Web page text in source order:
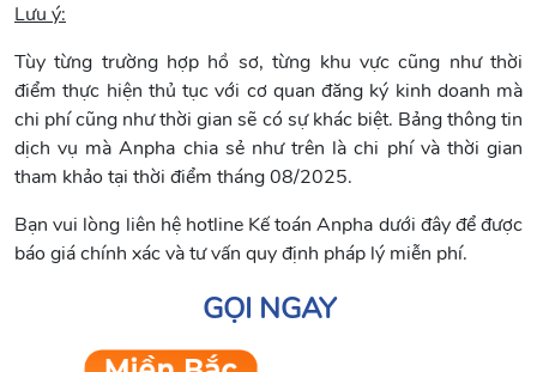
Lưu ý:
Tùy từng trường hợp hồ sơ, từng khu vực cũng như thời
điểm thực hiện thủ tục với cơ quan đăng ký kinh doanh mà
chi phí cũng như thời gian sẽ có sự khác biệt. Bảng thông tin
dịch vụ mà Anpha chia sẻ như trên là chi phí và thời gian
tham khảo tại thời điểm tháng 08/2025.
Bạn vui lòng liên hệ hotline Kế toán Anpha dưới đây để được
báo giá chính xác và tư vấn quy định pháp lý miễn phí.
GỌI NGAY